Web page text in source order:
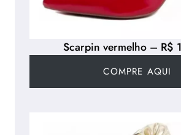
Scarpin vermelho – R$
COMPRE AQUI